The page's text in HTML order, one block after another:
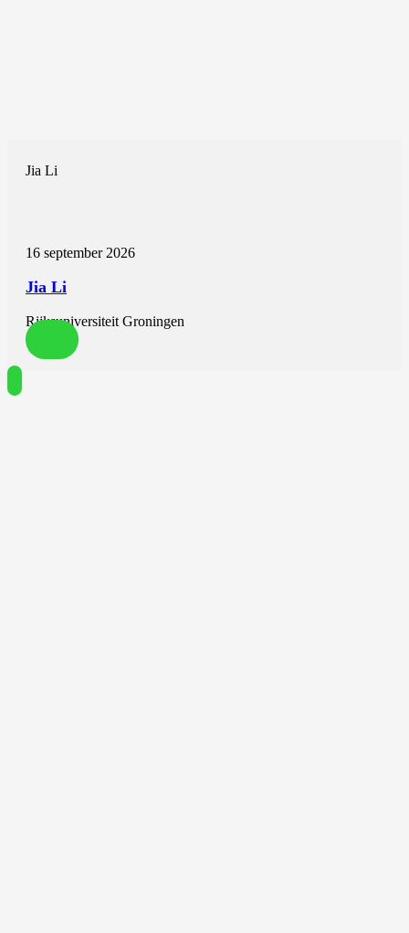
Jia Li
16 september 2026
Jia Li
Rijksuniversiteit Groningen